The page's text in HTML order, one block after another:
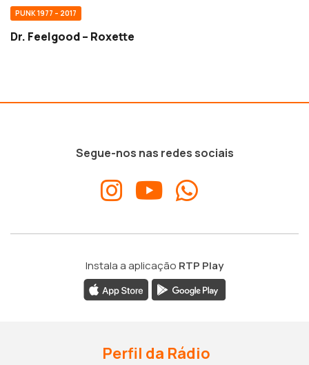
PUNK 1977 – 2017
Dr. Feelgood – Roxette
Segue-nos nas redes sociais
Instala a aplicação RTP Play
Perfil da Rádio